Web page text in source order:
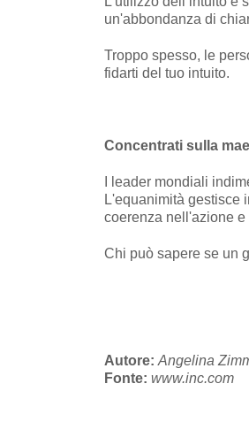
un'abbondanza di
Troppo spesso, le
fidarti del tuo intuito.
Concentrati sulla
I leader mondiali
L'equanimità gestisce
coerenza nell'azione e
Chi può sapere se un
Autore: Angelina
Fonte: www.inc.com